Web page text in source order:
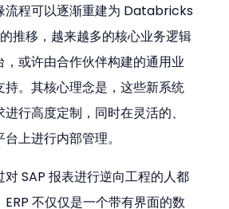
流程可以逐渐重建为 Databricks
推移，越来越多的核心业务逻辑
，或许由合作伙伴构建的通用业
持。其核心理念是，这些新系统
行高度定制，同时在灵活的、
上进行内部管理。
SAP 报表进行逆向工程的人都
不仅仅是一个带有界面的数